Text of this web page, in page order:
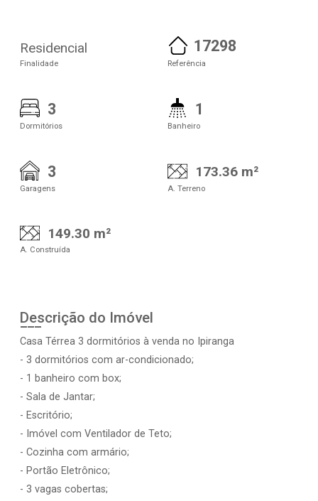
Residencial
Finalidade
17298
Referência
3
Dormitórios
1
Banheiro
3
Garagens
173.36 m²
A. Terreno
149.30 m²
A. Construída
Descrição do Imóvel
Casa Térrea 3 dormitórios à venda no Ipiranga
- 3 dormitórios com ar-condicionado;
- 1 banheiro com box;
- Sala de Jantar;
- Escritório;
- Imóvel com Ventilador de Teto;
- Cozinha com armário;
- Portão Eletrônico;
- 3 vagas cobertas;